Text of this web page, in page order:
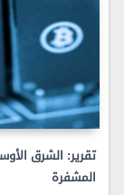
تقرير: الشرق
المشفرة